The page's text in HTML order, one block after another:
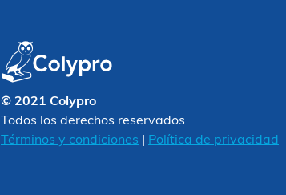
© 2021 Colypro
Todos los derechos reservados
Términos y condiciones
Política de privacidad